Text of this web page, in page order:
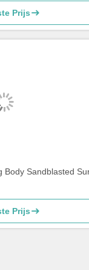
Prijs
Sandblasted
Prijs